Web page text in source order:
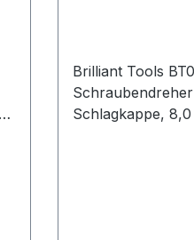
Brilliant Tools BT034805
Schlagkappe, 8,0 mm